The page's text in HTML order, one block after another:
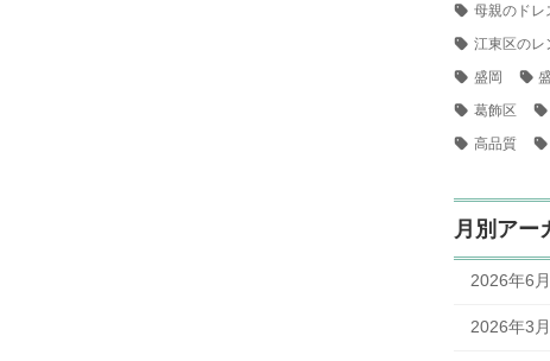
母親のドレ
江東区のレ
盛岡
葛飾区
高品質
月別アー
2026年6月
2026年3月